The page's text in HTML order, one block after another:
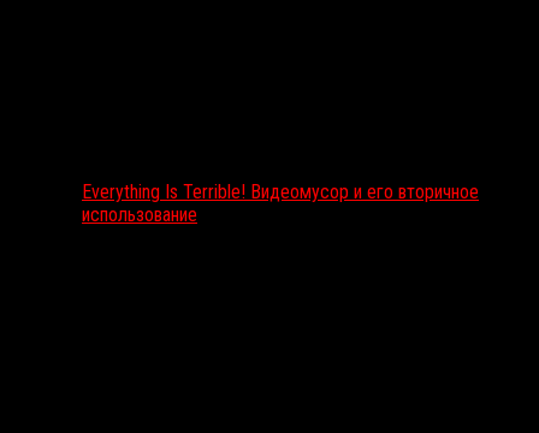
Everything Is Terrible! Видеомусор и его вторичное
использование